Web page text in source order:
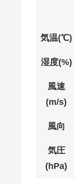
気温(℃)
湿度(%)
風速
(m/s)
風向
気圧
(hPa)